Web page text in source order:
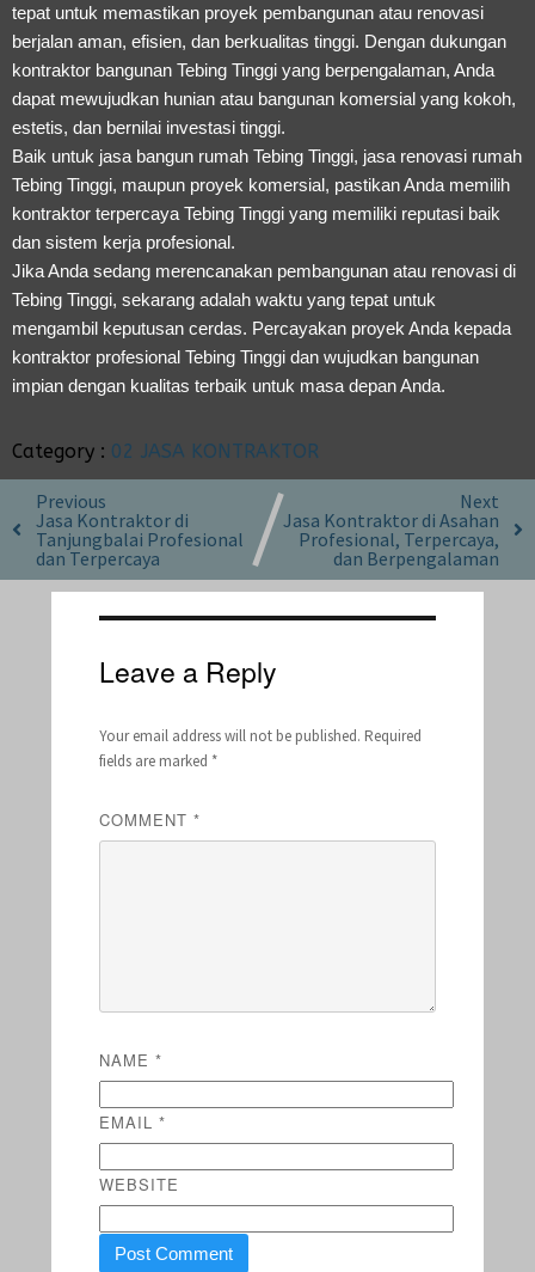
tepat untuk memastikan proyek pembangunan atau renovasi
berjalan aman, efisien, dan berkualitas tinggi. Dengan dukungan
kontraktor bangunan Tebing Tinggi yang berpengalaman, Anda
dapat mewujudkan hunian atau bangunan komersial yang kokoh,
estetis, dan bernilai investasi tinggi.
Baik untuk jasa bangun rumah Tebing Tinggi, jasa renovasi rumah
Tebing Tinggi, maupun proyek komersial, pastikan Anda memilih
kontraktor terpercaya Tebing Tinggi yang memiliki reputasi baik
dan sistem kerja profesional.
Jika Anda sedang merencanakan pembangunan atau renovasi di
Tebing Tinggi, sekarang adalah waktu yang tepat untuk
mengambil keputusan cerdas. Percayakan proyek Anda kepada
kontraktor profesional Tebing Tinggi dan wujudkan bangunan
impian dengan kualitas terbaik untuk masa depan Anda.
Category : 02 JASA KONTRAKTOR
Previous
Jasa Kontraktor di
Tanjungbalai Profesional
dan Terpercaya
Next
Jasa Kontraktor di Asahan
Profesional, Terpercaya,
dan Berpengalaman
Leave a Reply
Your email address will not be published. Required
fields are marked *
COMMENT *
NAME *
EMAIL *
WEBSITE